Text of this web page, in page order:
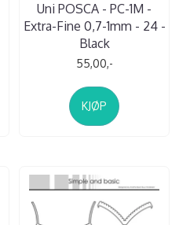
Uni POSCA - PC-1M -
Extra-Fine 0,7-1mm - 24 -
Black
55,00,-
KJØP